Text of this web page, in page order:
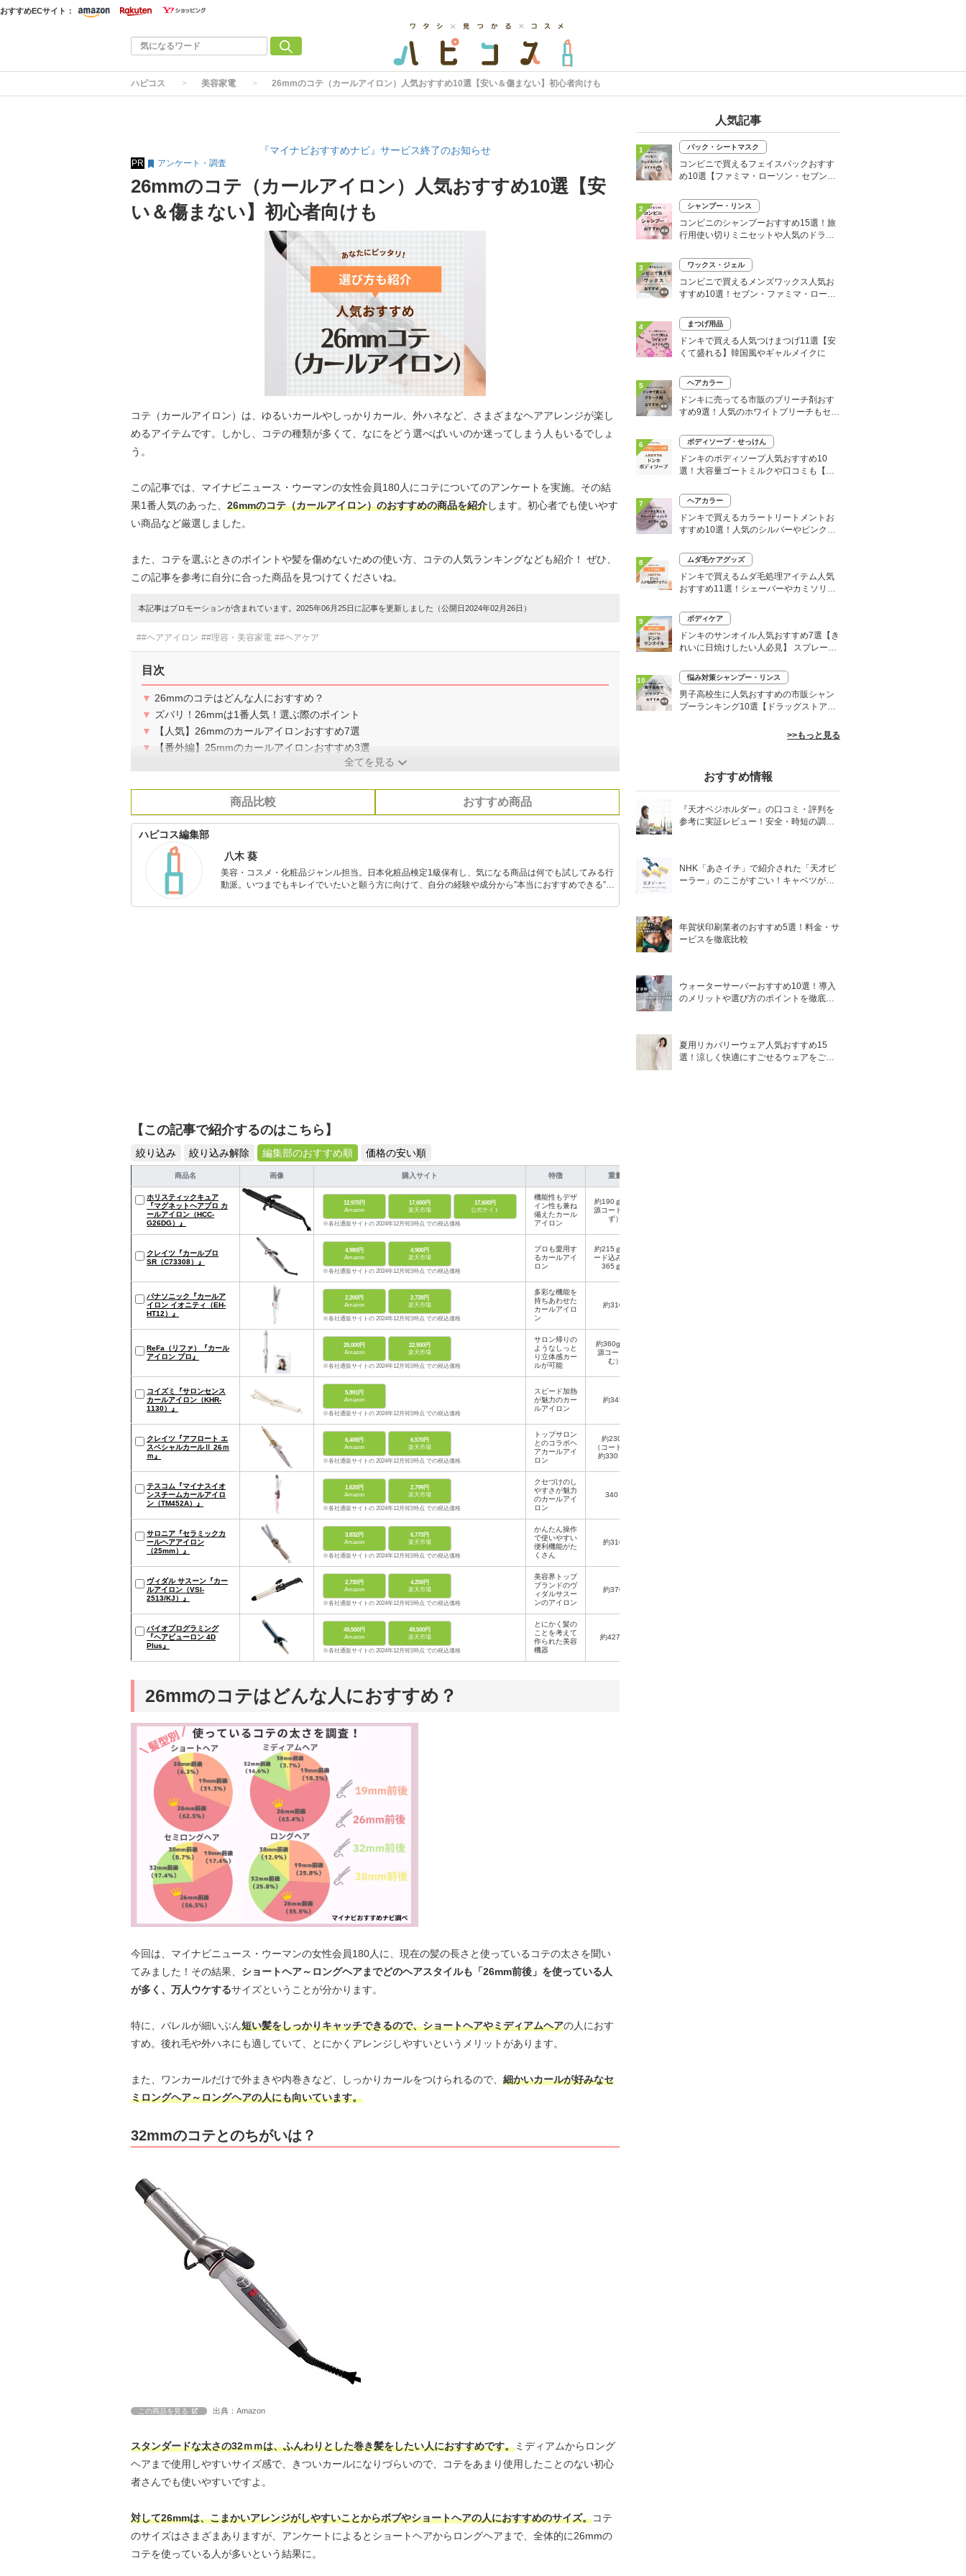
おすすめECサイト：
ハピコス 美容家電 26mmのコテ（カールアイロン）人気おすすめ10選【安い＆傷まない】初心者向けも
『マイナビおすすめナビ』サービス終了のお知らせ
PR アンケート・調査
26mmのコテ（カールアイロン）人気おすすめ10選【安
い＆傷まない】初心者向けも
コテ（カールアイロン）は、ゆるいカールやしっかりカール、外ハネなど、さまざまなヘアアレンジが楽し
めるアイテムです。しかし、コテの種類が多くて、なにをどう選べばいいのか迷ってしまう人もいるでしょ
う。
この記事では、マイナビニュース・ウーマンの女性会員180人にコテについてのアンケートを実施。その結
果1番人気のあった、 26mmのコテ（カールアイロン）のおすすめの商品を紹介します。初心者でも使いやす
い商品など厳選しました。
また、コテを選ぶときのポイントや髪を傷めないための使い方、コテの人気ランキングなども紹介！ ぜひ、
この記事を参考に自分に合った商品を見つけてくださいね。
本記事はプロモーションが含まれています。2025年06月25日に記事を更新しました（公開日2024年02月26日）
##ヘアアイロン ##理容・美容家電 ##ヘアケア
目次
▼ 26mmのコテはどんな人におすすめ？
▼ ズバリ！26mmは1番人気！選ぶ際のポイント
▼
【人気】26mmのカールアイロンおすすめ7選
▼
【番外編】25mmのカールアイロンおすすめ3選
全てを見る
商品比較 おすすめ商品
ハピコス編集部
八木 葵
美容・コスメ・化粧品ジャンル担当。日本化粧品検定1級保有し、気になる商品は何でも試してみる行
動派。いつまでもキレイでいたいと願う方に向けて、自分の経験や成分から”本当におすすめできる”も
【この記事で紹介するのはこちら】
絞り込み 絞り込み解除 編集部のおすすめ順 価格の安い順
商品名 画像 購入サイト 特徴 重量
ホリスティックキュア
『マグネットヘアプロ カ
ールアイロン（HCC-
G26DG）』
12,970円
Amazon
17,600円
楽天市場
17,600円
公式サイト
※各社通販サイトの 2024年12月9日時点 での税込価格
機能性もデザ
イン性も兼ね
備えたカール
アイロン
約190ｇ（電
源コード含ま
ず）
クレイツ『カールプロ
SR（C73308）』
4,980円
Amazon
4,900円
楽天市場
※各社通販サイトの 2024年12月9日時点 での税込価格
プロも愛用す
るカールアイ
ロン
約215ｇ（コ
ード込みで約
365ｇ）
パナソニック『カールア
イロン イオニティ（EH-
HT12）』
2,200円
Amazon
2,728円
楽天市場
※各社通販サイトの 2024年12月9日時点 での税込価格
多彩な機能を
持ちあわせた
カールアイロ
ン
約310g
ReFa（リファ）『カール
アイロン プロ』
25,000円
Amazon
22,500円
楽天市場
※各社通販サイトの 2024年12月9日時点 での税込価格
サロン帰りの
ようなしっと
り立体感カー
ルが可能
約360g（電
源コード含
む）
コイズミ『サロンセンス
カールアイロン（KHR-
1130）』
5,891円
Amazon
※各社通販サイトの 2024年12月9日時点 での税込価格
スピード加熱
が魅力のカー
ルアイロン
約345g
クレイツ『アフロート エ
スペシャルカールⅡ 26ｍ
ｍ』
6,408円
Amazon
6,570円
楽天市場
※各社通販サイトの 2024年12月9日時点 での税込価格
トップサロン
とのコラボヘ
アカールアイ
ロン
約230ｇ
（コード込で
約330ｇ）
テスコム『マイナスイオ
ンスチームカールアイロ
ン（TM452A）』
1,620円
Amazon
2,799円
楽天市場
※各社通販サイトの 2024年12月9日時点 での税込価格
クセづけのし
やすさが魅力
のカールアイ
ロン
340ｇ
サロニア『セラミックカ
ールヘアアイロン
（25mm）』
3,832円
Amazon
6,773円
楽天市場
※各社通販サイトの 2024年12月9日時点 での税込価格
かんたん操作
で使いやすい
便利機能がた
くさん
約310g
ヴィダル サスーン『カー
ルアイロン（VSI-
2513/KJ）』
2,730円
Amazon
4,250円
楽天市場
※各社通販サイトの 2024年12月9日時点 での税込価格
美容界トップ
ブランドのヴ
ィダルサスー
ンのアイロン
約370g
バイオプログラミング
『ヘアビューロン 4D
Plus』
49,500円
Amazon
49,500円
楽天市場
※各社通販サイトの 2024年12月9日時点 での税込価格
とにかく髪の
ことを考えて
作られた美容
機器
約427.5g
26mmのコテはどんな人におすすめ？
今回は、マイナビニュース・ウーマンの女性会員180人に、現在の髪の長さと使っているコテの太さを聞い
てみました！その結果、 ショートヘア～ロングヘアまでどのヘアスタイルも「26mm前後」を使っている人
が多く、万人ウケするサイズということが分かります。
特に、バレルが細いぶん短い髪をしっかりキャッチできるので、ショートヘアやミディアムヘアの人におす
すめ。後れ毛や外ハネにも適していて、とにかくアレンジしやすいというメリットがあります。
また、ワンカールだけで外まきや内巻きなど、しっかりカールをつけられるので、 細かいカールが好みなセ
ミロングヘア～ロングヘアの人にも向いています。
32mmのコテとのちがいは？
この商品を見る 出典：Amazon
スタンダードな太さの32ｍｍは、ふんわりとした巻き髪をしたい人におすすめです。ミディアムからロング
ヘアまで使用しやすいサイズ感で、きついカールになりづらいので、コテをあまり使用したことのない初心
者さんでも使いやすいですよ。
対して26mmは、こまかいアレンジがしやすいことからボブやショートヘアの人におすすめのサイズ。コテ
のサイズはさまざまありますが、アンケートによるとショートヘアからロングヘアまで、全体的に26mmの
コテを使っている人が多いという結果に。
人気記事
1 パック・シートマスク
コンビニで買えるフェイスパックおすす
め10選【ファミマ・ローソン・セブン】
2 シャンプー・リンス
コンビニのシャンプーおすすめ15選！旅
行用使い切りミニセットや人気のドライ
3 ワックス・ジェル
コンビニで買えるメンズワックス人気お
すすめ10選！セブン・ファミマ・ローソ
4 まつげ用品
ドンキで買える人気つけまつげ11選【安
くて盛れる】韓国風やギャルメイクに
5 ヘアカラー
ドンキに売ってる市販のブリーチ剤おす
すめ9選！人気のホワイトブリーチもセル
6 ボディソープ・せっけん
ドンキのボディソープ人気おすすめ10
選！大容量ゴートミルクや口コミも【い
7 ヘアカラー
ドンキで買えるカラートリートメントお
すすめ10選！人気のシルバーやピンク、
8 ムダ毛ケアグッズ
ドンキで買えるムダ毛処理アイテム人気
おすすめ11選！シェーバーやカミソリな
9 ボディケア
ドンキのサンオイル人気おすすめ7選【き
れいに日焼けしたい人必見】 スプレーや
10 悩み対策シャンプー・リンス
男子高校生に人気おすすめの市販シャン
プーランキング10選【ドラッグストア】
>>もっと見る
おすすめ情報
『天才ベジホルダー』の口コミ・評判を
参考に実証レビュー！安全・時短の調理
NHK「あさイチ」で紹介された「天才ピ
ーラー」のここがすごい！キャベツがほ
年賀状印刷業者のおすすめ5選！料金・サ
ービスを徹底比較
ウォーターサーバーおすすめ10選！導入
のメリットや選び方のポイントを徹底解
夏用リカバリーウェア人気おすすめ15
選！涼しく快適にすごせるウェアをご紹